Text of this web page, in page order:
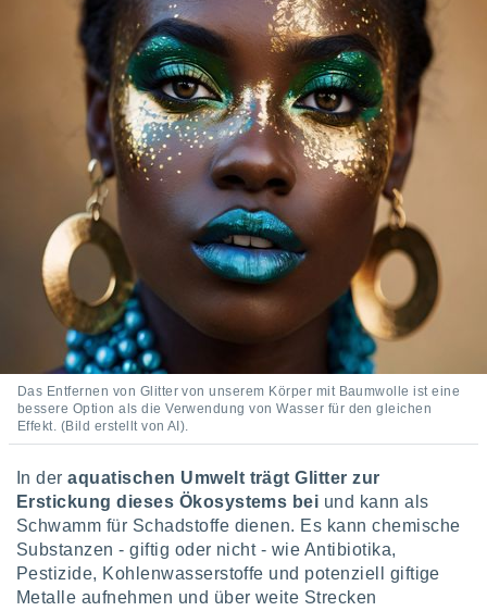
Das Entfernen von Glitter von unserem Körper mit Baumwolle ist eine
bessere Option als die Verwendung von Wasser für den gleichen
Effekt. (Bild erstellt von AI).
In deraquatischen Umwelt trägt Glitter zur
Erstickung dieses Ökosystems bei und kann als
Schwamm für Schadstoffe dienen. Es kann chemische
Substanzen - giftig oder nicht - wie Antibiotika,
Pestizide, Kohlenwasserstoffe und potenziell giftige
Metalle aufnehmen und über weite Strecken